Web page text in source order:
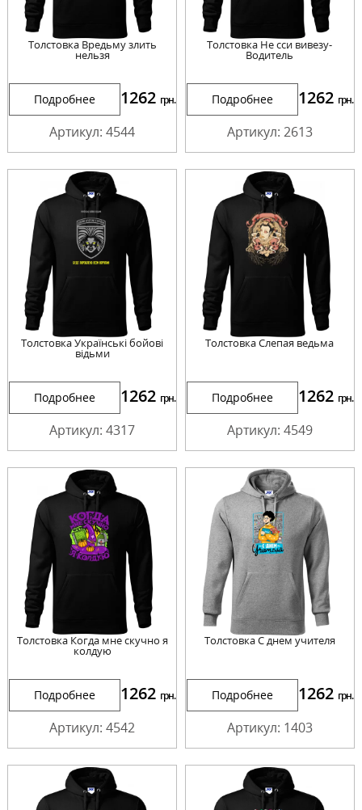
Толстовка Вредьму злить
нельзя
Подробнее 1262 грн.
Артикул: 4544
Толстовка Не сси вивезу-
Водитель
Подробнее 1262 грн.
Артикул: 2613
Толстовка Українські бойові
відьми
Подробнее 1262 грн.
Артикул: 4317
Толстовка Слепая ведьма
Подробнее 1262 грн.
Артикул: 4549
Толстовка Когда мне скучно я
колдую
Подробнее 1262 грн.
Артикул: 4542
Толстовка С днем учителя
Подробнее 1262 грн.
Артикул: 1403